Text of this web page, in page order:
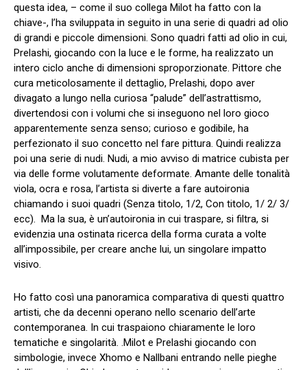
questa idea, – come il suo collega Milot ha fatto con la
chiave-, l’ha sviluppata in seguito in una serie di quadri ad olio
di grandi e piccole dimensioni. Sono quadri fatti ad olio in cui,
Prelashi, giocando con la luce e le forme, ha realizzato un
intero ciclo anche di dimensioni sproporzionate. Pittore che
cura meticolosamente il dettaglio, Prelashi, dopo aver
divagato a lungo nella curiosa “palude” dell’astrattismo,
divertendosi con i volumi che si inseguono nel loro gioco
apparentemente senza senso; curioso e godibile, ha
perfezionato il suo concetto nel fare pittura. Quindi realizza
poi una serie di nudi. Nudi, a mio avviso di matrice cubista per
via delle forme volutamente deformate. Amante delle tonalità
viola, ocra e rosa, l’artista si diverte a fare autoironia
chiamando i suoi quadri (Senza titolo, 1/2, Con titolo, 1/ 2/ 3/
ecc). Ma la sua, è un’autoironia in cui traspare, si filtra, si
evidenzia una ostinata ricerca della forma curata a volte
all’impossibile, per creare anche lui, un singolare impatto
visivo.
Ho fatto così una panoramica comparativa di questi quattro
artisti, che da decenni operano nello scenario dell’arte
contemporanea. In cui traspaiono chiaramente le loro
tematiche e singolarità. .Milot e Prelashi giocando con
simbologie, invece Xhomo e Nallbani entrando nelle pieghe